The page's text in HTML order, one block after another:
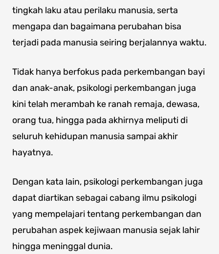
tingkah laku atau perilaku manusia, serta
mengapa dan bagaimana perubahan bisa
terjadi pada manusia seiring berjalannya waktu.
Tidak hanya berfokus pada perkembangan bayi
dan anak-anak, psikologi perkembangan juga
kini telah merambah ke ranah remaja, dewasa,
orang tua, hingga pada akhirnya meliputi di
seluruh kehidupan manusia sampai akhir
hayatnya.
Dengan kata lain, psikologi perkembangan juga
dapat diartikan sebagai cabang ilmu psikologi
yang mempelajari tentang perkembangan dan
perubahan aspek kejiwaan manusia sejak lahir
hingga meninggal dunia.